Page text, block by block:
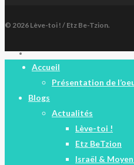
© 2026 Lève-toi ! / Etz Be-Tzion.
facebook
Close
Menu
Accueil
Présentation de
Blogs
Actualités
Lève-toi !
Etz BeTzion
Israël &